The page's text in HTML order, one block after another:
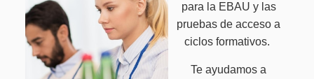
para la EBAU y las
pruebas de acceso a
ciclos formativos.
Te ayudamos a